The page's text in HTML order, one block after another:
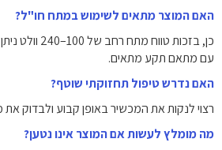
האם המוצר מתאים לשימוש במתח חו"ל?
כן, בזכות טווח
עם מתאם תקע מתאים.
האם נדרש טיפול תחזוקתי שוטף?
רצוי לנקות את המכשיר באופן קבוע ולבדוק את
מה מומלץ לעשות אם המוצר אינו נטען?